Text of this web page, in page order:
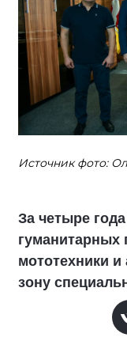
Источник фото:
За четыре
гуманитарных
мототехники
зону